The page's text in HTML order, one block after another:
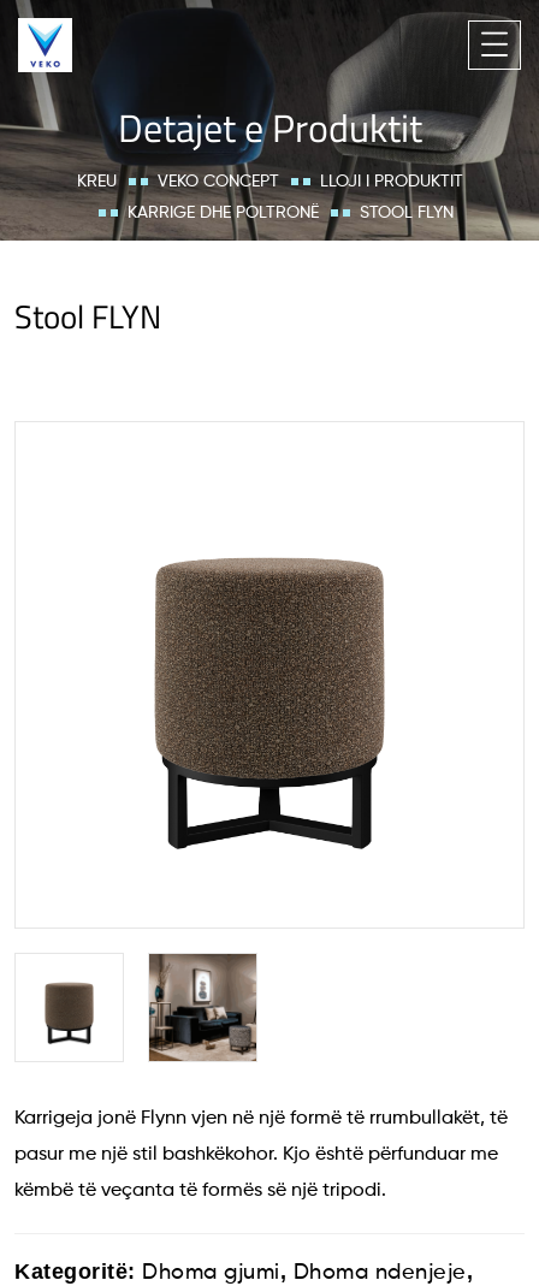
Detajet e Produktit
KREU VEKO CONCEPT
LLOJI I PRODUKTIT
KARRIGE DHE POLTRONË
STOOL FLYN
Stool FLYN
Karrigeja jonë Flynn vjen në një formë të rrumbullakët, të
pasur me një stil bashkëkohor. Kjo është përfunduar me
këmbë të veçanta të formës së një tripodi.
Kategoritë: Dhoma gjumi, Dhoma ndenjeje,